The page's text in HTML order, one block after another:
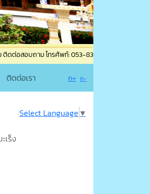
รศัพท์: 053-835965 โทรสาร: 053-835965 ต่อ 19
ติดต่อเรา ก+ ก-
Select Language ▼
เร็ง